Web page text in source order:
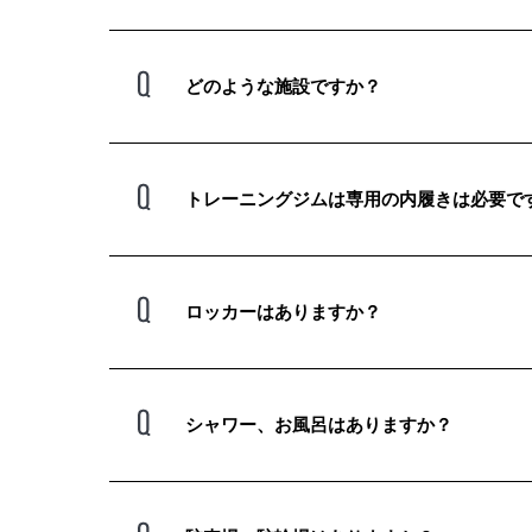
どのような施設ですか？
トレーニングジムは専用の内履きは必要で
ロッカーはありますか？
シャワー、お風呂はありますか？